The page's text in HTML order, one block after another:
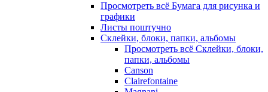
Просмотреть всё Бумага для рисунка и
графики
Листы поштучно
Склейки, блоки, папки, альбомы
Просмотреть всё Склейки, блоки,
папки, альбомы
Canson
Clairefontaine